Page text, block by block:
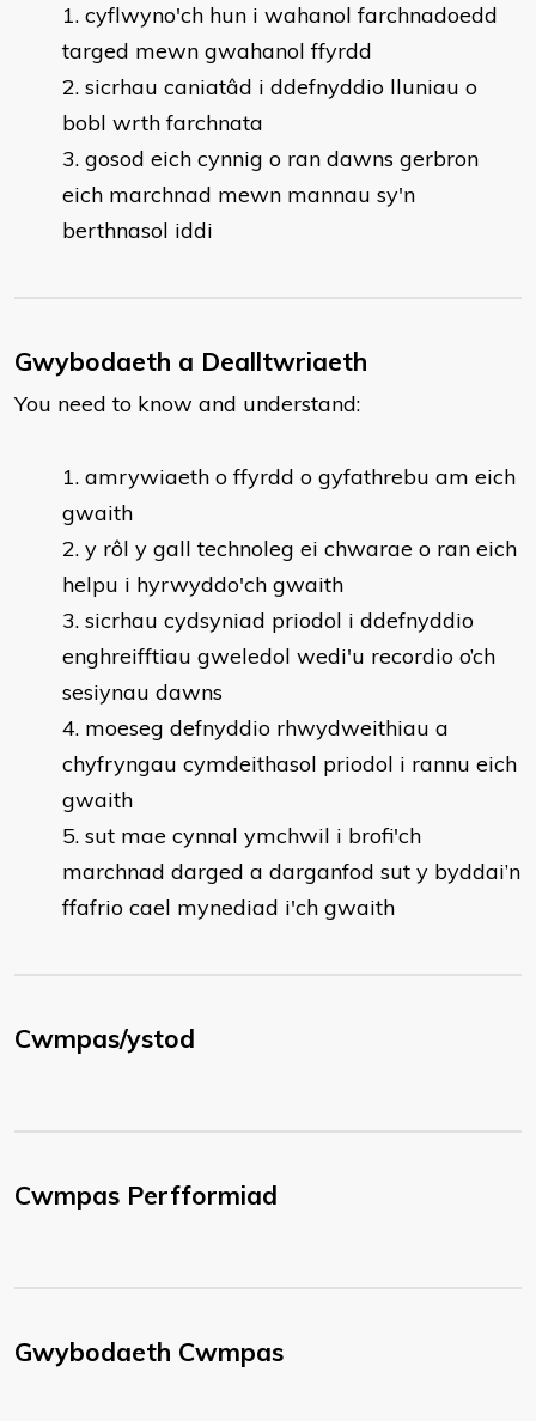
​​cyflwyno'ch hun i wahanol farchnadoedd
targed mewn gwahanol ffyrdd
sicrhau caniatâd i ddefnyddio lluniau o
bobl wrth farchnata
gosod eich cynnig o ran dawns gerbron
eich marchnad mewn mannau sy'n
berthnasol iddi
Gwybodaeth a Dealltwriaeth
You need to know and understand:
​​amrywiaeth o ffyrdd o gyfathrebu am eich
gwaith
y rôl y gall technoleg ei chwarae o ran eich
helpu i hyrwyddo'ch gwaith
sicrhau cydsyniad priodol i ddefnyddio
enghreifftiau gweledol wedi'u recordio o’ch
sesiynau dawns
moeseg defnyddio rhwydweithiau a
chyfryngau cymdeithasol priodol i rannu eich
gwaith
sut mae cynnal ymchwil i brofi'ch
marchnad darged a darganfod sut y byddai’n
ffafrio cael mynediad i'ch gwaith
Cwmpas/ystod
Cwmpas Perfformiad
Gwybodaeth Cwmpas